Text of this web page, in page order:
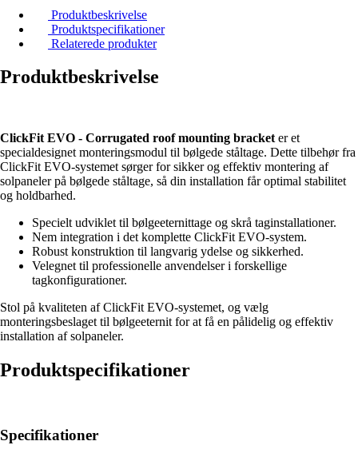
Produktbeskrivelse
Produktspecifikationer
Relaterede produkter
Produktbeskrivelse
ClickFit EVO - Corrugated roof mounting bracket er et
specialdesignet monteringsmodul til bølgede ståltage. Dette tilbehør fra
ClickFit EVO-systemet sørger for sikker og effektiv montering af
solpaneler på bølgede ståltage, så din installation får optimal stabilitet
og holdbarhed.
Specielt udviklet til bølgeeternittage og skrå taginstallationer.
Nem integration i det komplette ClickFit EVO-system.
Robust konstruktion til langvarig ydelse og sikkerhed.
Velegnet til professionelle anvendelser i forskellige
tagkonfigurationer.
Stol på kvaliteten af ClickFit EVO-systemet, og vælg
monteringsbeslaget til bølgeeternit for at få en pålidelig og effektiv
installation af solpaneler.
Produktspecifikationer
Specifikationer